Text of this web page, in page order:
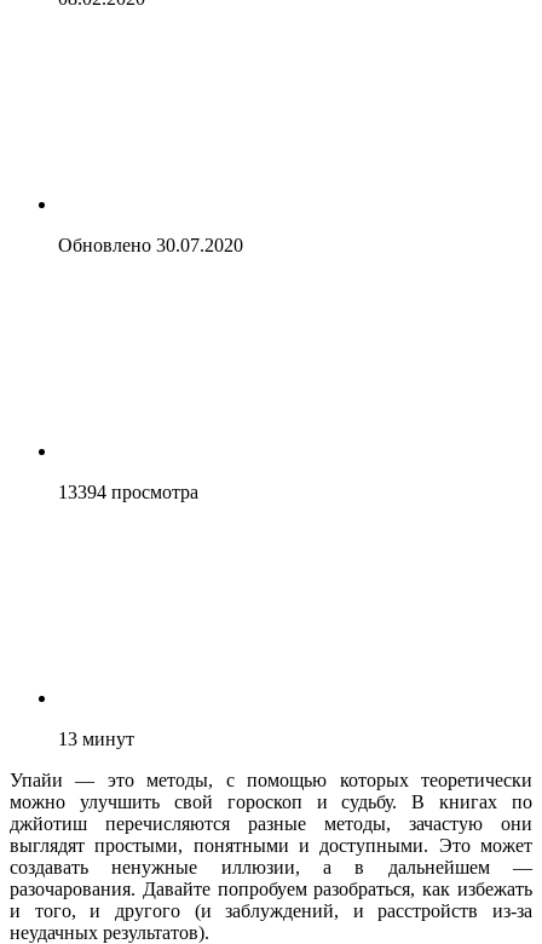
Обновлено 30.07.2020
13394 просмотра
13 минут
Упайи — это методы, с помощью которых теоретически
можно улучшить свой гороскоп и судьбу. В книгах по
джйотиш перечисляются разные методы, зачастую они
выглядят простыми, понятными и доступными. Это может
создавать ненужные иллюзии, а в дальнейшем —
разочарования. Давайте попробуем разобраться, как избежать
и того, и другого (и заблуждений, и расстройств из-за
неудачных результатов).